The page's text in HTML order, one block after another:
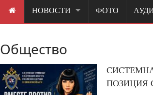
НОВОСТИ ФОТО
Общество
ПОЗИЦИЯ